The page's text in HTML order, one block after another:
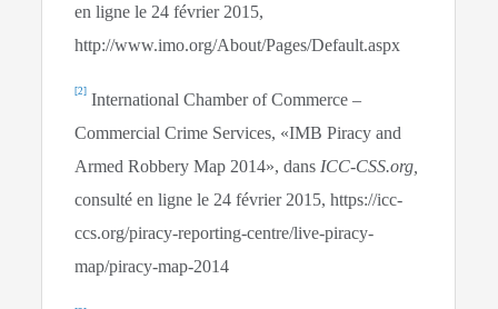
en ligne le 24 février 2015,
http://www.imo.org/About/Pages/Default.aspx
[2] International Chamber of Commerce –
Commercial Crime Services, «IMB Piracy and
Armed Robbery Map 2014», dans ICC-CSS.org,
consulté en ligne le 24 février 2015, https://icc-
ccs.org/piracy-reporting-centre/live-piracy-
map/piracy-map-2014